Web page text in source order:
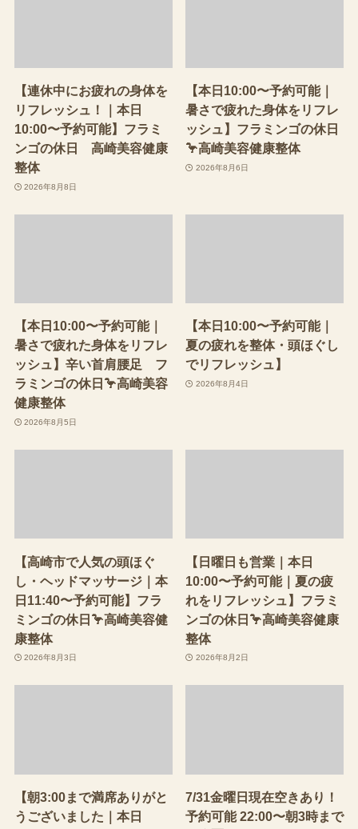
【連休中にお疲れの身体を
リフレッシュ！｜本日
10:00〜予約可能】フラミ
ンゴの休日 高崎美容健康
整体
2026年8月8日
【本日10:00〜予約可能｜
暑さで疲れた身体をリフレ
ッシュ】フラミンゴの休日
🦩高崎美容健康整体
2026年8月6日
【本日10:00〜予約可能｜
暑さで疲れた身体をリフレ
ッシュ】辛い首肩腰足 フ
ラミンゴの休日🦩高崎美容
健康整体
2026年8月5日
【本日10:00〜予約可能｜
夏の疲れを整体・頭ほぐし
でリフレッシュ】
2026年8月4日
【高崎市で人気の頭ほぐ
し・ヘッドマッサージ｜本
日11:40〜予約可能】フラ
ミンゴの休日🦩高崎美容健
康整体
2026年8月3日
【日曜日も営業｜本日
10:00〜予約可能｜夏の疲
れをリフレッシュ】フラミ
ンゴの休日🦩高崎美容健康
整体
2026年8月2日
【朝3:00まで満席ありがと
うございました｜本日
7/31金曜日現在空きあり！
予約可能 22:00〜朝3時まで